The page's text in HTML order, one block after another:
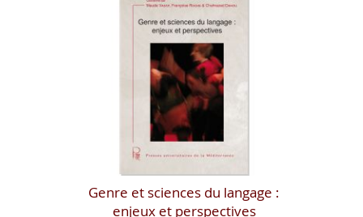
Genre et sciences du langage :
enjeux et perspectives